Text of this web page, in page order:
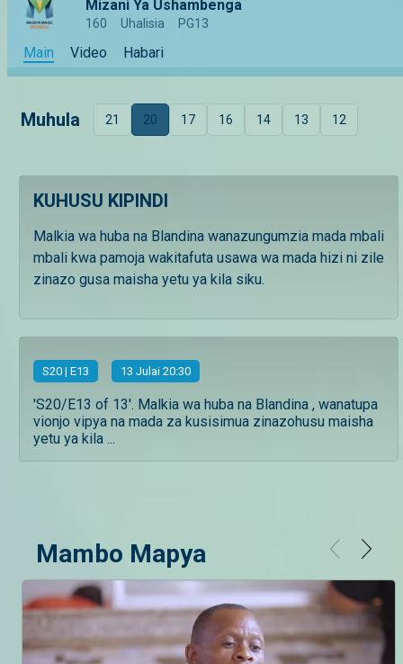
Mizani Ya Ushambenga
160 Uhalisia PG13
Main Video Habari
Muhula 21 20 17 16 14 13 12
KUHUSU KIPINDI
Malkia wa huba na Blandina wanazungumzia mada mbali
mbali kwa pamoja wakitafuta usawa wa mada hizi ni zile
zinazo gusa maisha yetu ya kila siku.
S20 | E13 13 Julai 20:30
'S20/E13 of 13'. Malkia wa huba na Blandina , wanatupa
vionjo vipya na mada za kusisimua zinazohusu maisha
yetu ya kila ...
Mambo Mapya